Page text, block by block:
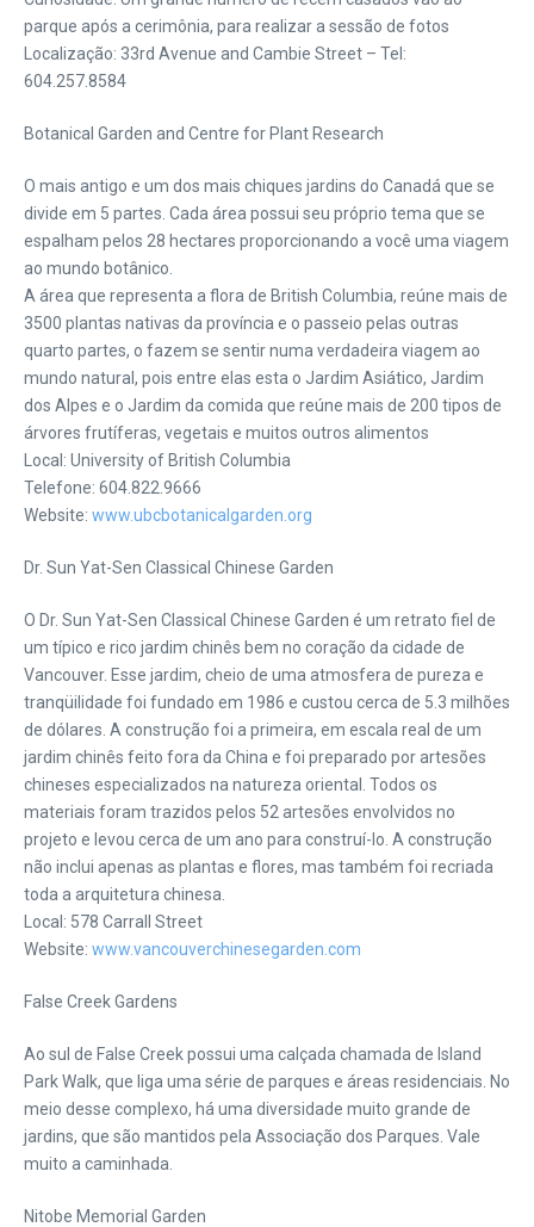
parque após a cerimônia, para realizar a sessão de fotos
Localização: 33rd Avenue and Cambie Street – Tel:
604.257.8584
Botanical Garden and Centre for Plant Research
O mais antigo e um dos mais chiques jardins do Canadá que se
divide em 5 partes. Cada área possui seu próprio tema que se
espalham pelos 28 hectares proporcionando a você uma viagem
ao mundo botânico.
A área que representa a flora de British Columbia, reúne mais de
3500 plantas nativas da província e o passeio pelas outras
quarto partes, o fazem se sentir numa verdadeira viagem ao
mundo natural, pois entre elas esta o Jardim Asiático, Jardim
dos Alpes e o Jardim da comida que reúne mais de 200 tipos de
árvores frutíferas, vegetais e muitos outros alimentos
Local: University of British Columbia
Telefone: 604.822.9666
Website: www.ubcbotanicalgarden.org
Dr. Sun Yat-Sen Classical Chinese Garden
O Dr. Sun Yat-Sen Classical Chinese Garden é um retrato fiel de
um típico e rico jardim chinês bem no coração da cidade de
Vancouver. Esse jardim, cheio de uma atmosfera de pureza e
tranqüilidade foi fundado em 1986 e custou cerca de 5.3 milhões
de dólares. A construção foi a primeira, em escala real de um
jardim chinês feito fora da China e foi preparado por artesões
chineses especializados na natureza oriental. Todos os
materiais foram trazidos pelos 52 artesões envolvidos no
projeto e levou cerca de um ano para construí-lo. A construção
não inclui apenas as plantas e flores, mas também foi recriada
toda a arquitetura chinesa.
Local: 578 Carrall Street
Website: www.vancouverchinesegarden.com
False Creek Gardens
Ao sul de False Creek possui uma calçada chamada de Island
Park Walk, que liga uma série de parques e áreas residenciais. No
meio desse complexo, há uma diversidade muito grande de
jardins, que são mantidos pela Associação dos Parques. Vale
muito a caminhada.
Nitobe Memorial Garden